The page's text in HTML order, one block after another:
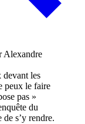
devant les
peux le faire
pas »
du
s’y rendre.